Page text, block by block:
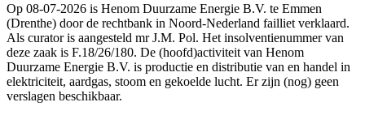
Op 08-07-2026 is Henom Duurzame Energie B.V. te Emmen
(Drenthe) door de rechtbank in Noord-Nederland failliet verklaard.
Als curator is aangesteld mr J.M. Pol. Het insolventienummer van
deze zaak is F.18/26/180. De (hoofd)activiteit van Henom
Duurzame Energie B.V. is productie en distributie van en handel in
elektriciteit, aardgas, stoom en gekoelde lucht. Er zijn (nog) geen
verslagen beschikbaar.